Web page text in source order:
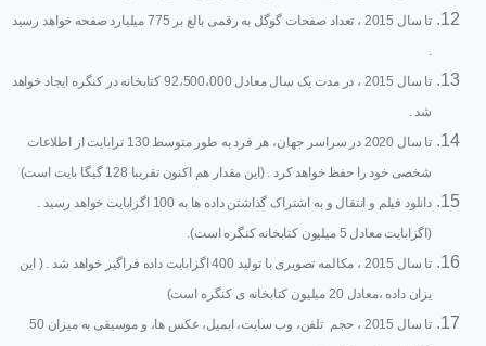
تا سال 2015 ، تعداد صفحات گوگل به رقمی بالغ بر 775 میلیارد صفحه خواهد رسید
.
تا سال 2015 ، در مدت یک سال معادل 92،500،000 کتابخانه در کنگره ایجاد خواهد
شد .
تا سال 2020 در سراسر جهان، هر فرد به طور متوسط 130 ترابایت از اطلاعات
شخصی خود را حفظ خواهد کرد . (این مقدار هم اکنون تقریبا 128 گیگا بایت است)
دانلود فیلم و انتقال و به اشتراک گذاشتن داده ها به 100 اگزابایت خواهد رسید .
(اگزابایت معادل 5 میلیون کتابخانه کنگره است).
تا سال 2015 ، مکالمه تصویری با تولید 400 اگزابایت داده فراگیر خواهد شد . ( این
یزان داده ،معادل 20 میلیون کتابخانه ی کنگره است)
تا سال 2015 ، حجم تلفن، وب سایت، ایمیل، عکس ها، و موسیقی به میزان 50